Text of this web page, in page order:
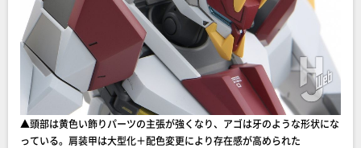
▲頭部は黄色い飾りパーツの主張が強くなり、アゴは牙のような形状にな
っている。肩装甲は大型化＋配色変更により存在感が高められた